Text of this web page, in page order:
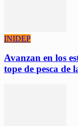
INIDEP
Avanzan en los
tope de pesca de